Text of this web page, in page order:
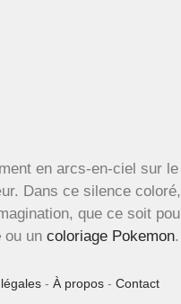
en arcs-en-ciel sur
Dans ce silence
que ce soit
ou un coloriage Pokemon.
- À propos - Contact